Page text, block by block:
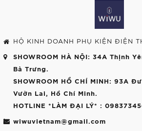
HỘ KINH DOANH PHỤ KIỆN ĐIỆN
SHOWROOM HÀ NỘI: 34A Thịnh
Bà Trưng.
SHOWROOM HỒ CHÍ MINH: 93A
Vườn Lai, Hồ Chí Minh.
HOTLINE *LÀM ĐẠI LÝ* :
wiwuvietnam@gmail.com